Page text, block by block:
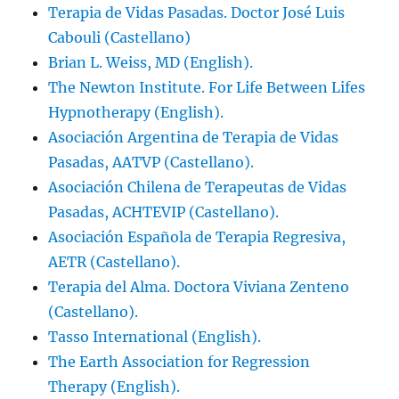
Terapia de Vidas Pasadas. Doctor José Luis
Cabouli (Castellano)
Brian L. Weiss, MD (English).
The Newton Institute. For Life Between Lifes
Hypnotherapy (English).
Asociación Argentina de Terapia de Vidas
Pasadas, AATVP (Castellano).
Asociación Chilena de Terapeutas de Vidas
Pasadas, ACHTEVIP (Castellano).
Asociación Española de Terapia Regresiva,
AETR (Castellano).
Terapia del Alma. Doctora Viviana Zenteno
(Castellano).
Tasso International (English).
The Earth Association for Regression
Therapy (English).